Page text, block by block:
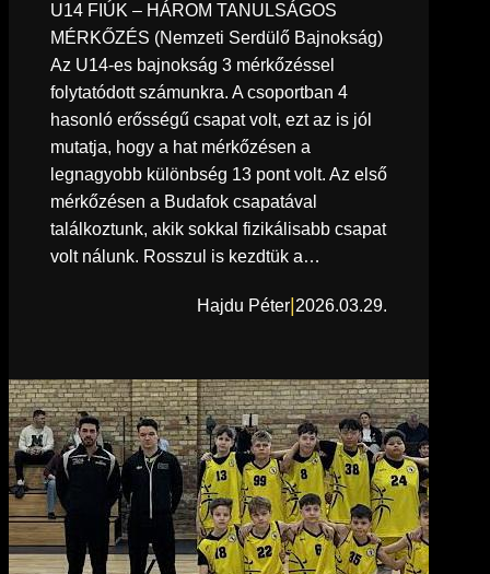
U14 FIÚK – HÁROM TANULSÁGOS
MÉRKŐZÉS (Nemzeti Serdülő Bajnokság)
Az U14-es bajnokság 3 mérkőzéssel
folytatódott számunkra. A csoportban 4
hasonló erősségű csapat volt, ezt az is jól
mutatja, hogy a hat mérkőzésen a
legnagyobb különbség 13 pont volt. Az első
mérkőzésen a Budafok csapatával
találkoztunk, akik sokkal fizikálisabb csapat
volt nálunk. Rosszul is kezdtük a…
Hajdu Péter 2026.03.29.